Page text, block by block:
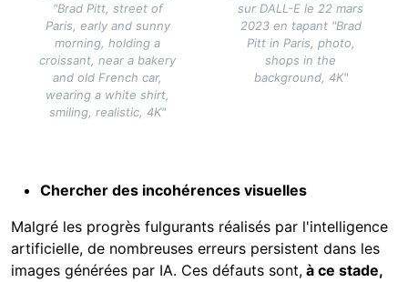
"Brad Pitt, street of
Paris, early and sunny
morning, holding a
croissant, near a bakery
and old French car,
wearing a white shirt,
smiling, realistic, 4K"
sur DALL-E le 22 mars
2023 en tapant "Brad
Pitt in Paris, photo,
shops in the
background, 4K"
Chercher des incohérences visuelles
Malgré les progrès fulgurants réalisés par l'intelligence
artificielle, de nombreuses erreurs persistent dans les
images générées par IA. Ces défauts sont, à ce stade,